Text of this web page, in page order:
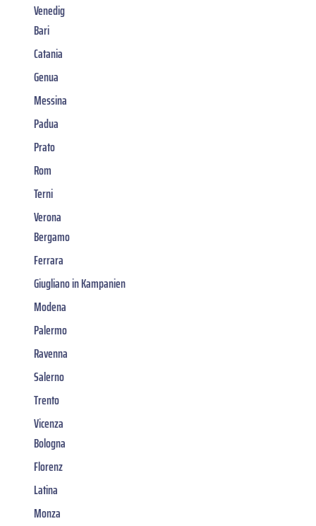
Venedig
Bari
Catania
Genua
Messina
Padua
Prato
Rom
Terni
Verona
Bergamo
Ferrara
Giugliano in Kampanien
Modena
Palermo
Ravenna
Salerno
Trento
Vicenza
Bologna
Florenz
Latina
Monza